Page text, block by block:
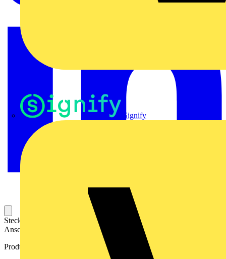
Signify
Steckbarer Leiterplatten-Anschluss mit innovativer
Anschlusstechnologie für eine sichere und intuitive Handhabung.
Produktkennzeichen